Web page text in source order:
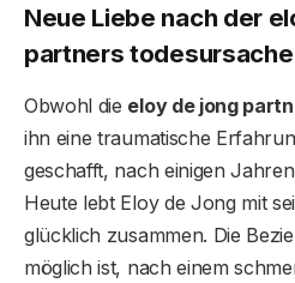
Neue Liebe nach der
partners todesursache
Obwohl die eloy de jong
ihn eine traumatische
geschafft, nach einigen
Heute lebt Eloy de Jong mit
glücklich zusammen. Die
möglich ist, nach einem